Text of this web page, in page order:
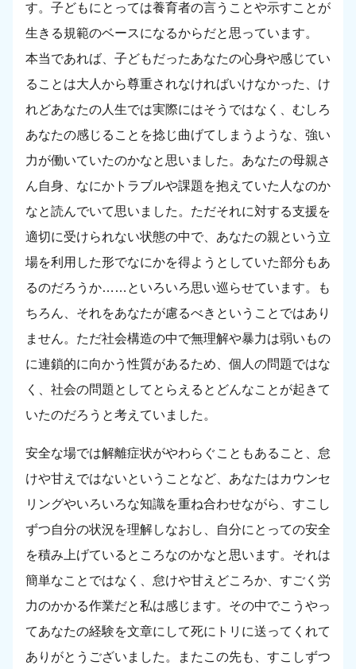
す。子どもにとっては養育者の言うことや示すことが
生きる規範のベースになるからだと思っています。
本当であれば、子どもだったあなたの心身や感じてい
ることは大人から尊重されなければいけなかった、け
れどあなたの人生では実際にはそうではなく、むしろ
あなたの感じることを捻じ曲げてしまうような、強い
力が働いていたのかなと思いました。あなたの母親さ
ん自身、なにかトラブルや課題を抱えていた人なのか
なと読んでいて思いました。ただそれに対する支援を
適切に受けられない状態の中で、あなたの親という立
場を利用した形でなにかを得ようとしていた部分もあ
るのだろうか……といろいろ思い巡らせています。も
ちろん、それをあなたが慮るべきということではあり
ません。ただ社会構造の中で無理解や暴力は弱いもの
に連鎖的に向かう性質があるため、個人の問題ではな
く、社会の問題としてとらえるとどんなことが起きて
いたのだろうと考えていました。
安全な場では解離症状がやわらぐこともあること、怠
けや甘えではないということなど、あなたはカウンセ
リングやいろいろな知識を重ね合わせながら、すこし
ずつ自分の状況を理解しなおし、自分にとっての安全
を積み上げているところなのかなと思います。それは
簡単なことではなく、怠けや甘えどころか、すごく労
力のかかる作業だと私は感じます。その中でこうやっ
てあなたの経験を文章にして死にトリに送ってくれて
ありがとうございました。またこの先も、すこしずつ